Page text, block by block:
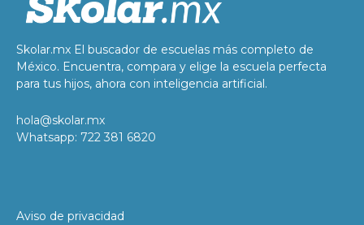
Skolar.mx El buscador de escuelas más completo de
México. Encuentra, compara y elige la escuela perfecta
para tus hijos, ahora con inteligencia artificial.
hola@skolar.mx
Whatsapp: 722 381 6820
Aviso de privacidad